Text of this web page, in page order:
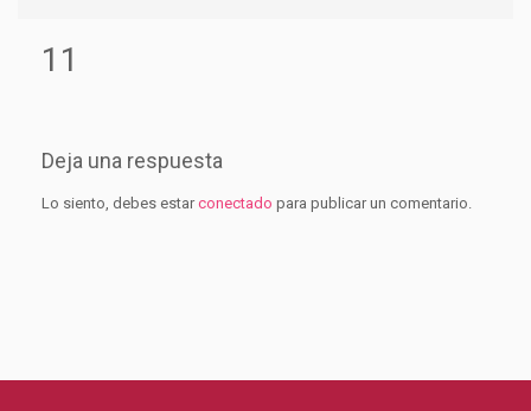
11
Deja una respuesta
Lo siento, debes estarconectado para publicar un comentario.